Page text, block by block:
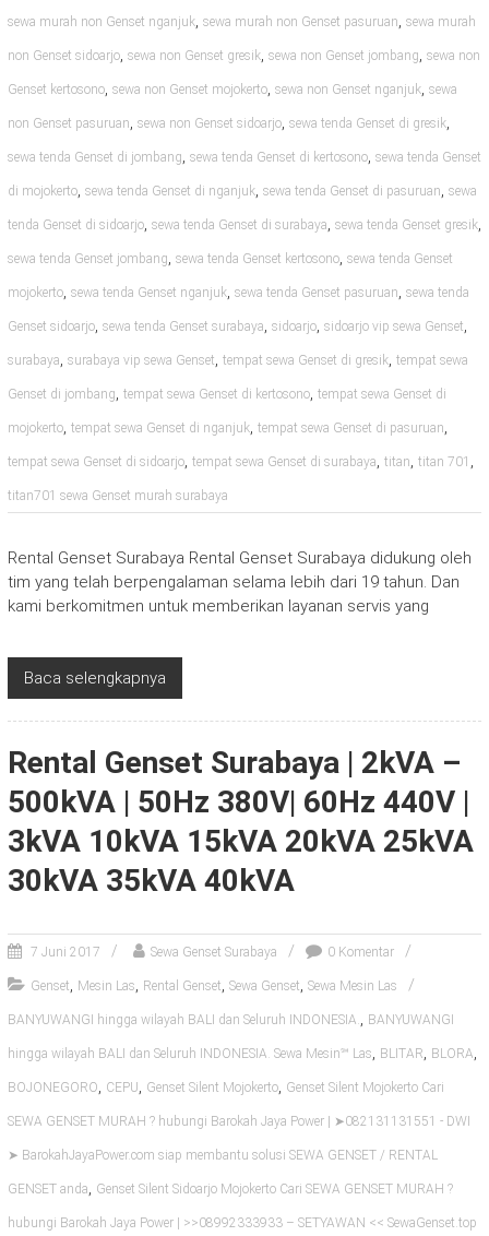
sewa murah non Genset nganjuk, sewa murah non Genset pasuruan, sewa murah
non Genset sidoarjo, sewa non Genset gresik, sewa non Genset jombang, sewa non
Genset kertosono, sewa non Genset mojokerto, sewa non Genset nganjuk, sewa
non Genset pasuruan, sewa non Genset sidoarjo, sewa tenda Genset di gresik,
sewa tenda Genset di jombang, sewa tenda Genset di kertosono, sewa tenda Genset
di mojokerto, sewa tenda Genset di nganjuk, sewa tenda Genset di pasuruan, sewa
tenda Genset di sidoarjo, sewa tenda Genset di surabaya, sewa tenda Genset gresik,
sewa tenda Genset jombang, sewa tenda Genset kertosono, sewa tenda Genset
mojokerto, sewa tenda Genset nganjuk, sewa tenda Genset pasuruan, sewa tenda
Genset sidoarjo, sewa tenda Genset surabaya, sidoarjo, sidoarjo vip sewa Genset,
surabaya, surabaya vip sewa Genset, tempat sewa Genset di gresik, tempat sewa
Genset di jombang, tempat sewa Genset di kertosono, tempat sewa Genset di
mojokerto, tempat sewa Genset di nganjuk, tempat sewa Genset di pasuruan,
tempat sewa Genset di sidoarjo, tempat sewa Genset di surabaya, titan, titan 701 ,
titan701 sewa Genset murah surabaya
Rental Genset Surabaya Rental Genset Surabaya didukung oleh
tim yang telah berpengalaman selama lebih dari 19 tahun. Dan
kami berkomitmen untuk memberikan layanan servis yang
Baca selengkapnya
Rental Genset Surabaya | 2kVA –
500kVA | 50Hz 380V| 60Hz 440V |
3kVA 10kVA 15kVA 20kVA 25kVA
30kVA 35kVA 40kVA
7 Juni 2017 Sewa Genset Surabaya 0 Komentar
Genset, Mesin Las, Rental Genset, Sewa Genset, Sewa Mesin Las
BANYUWANGI hingga wilayah BALI dan Seluruh INDONESIA., BANYUWANGI
hingga wilayah BALI dan Seluruh INDONESIA. Sewa Mesin℠ Las, BLITAR, BLORA,
BOJONEGORO, CEPU, Genset Silent Mojokerto, Genset Silent Mojokerto Cari
SEWA GENSET MURAH ? hubungi Barokah Jaya Power | ➤082131131551 - DWI
➤ BarokahJayaPower.com siap membantu solusi SEWA GENSET / RENTAL
GENSET anda, Genset Silent Sidoarjo Mojokerto Cari SEWA GENSET MURAH ?
hubungi Barokah Jaya Power | >>08992333933 – SETYAWAN << SewaGenset.top